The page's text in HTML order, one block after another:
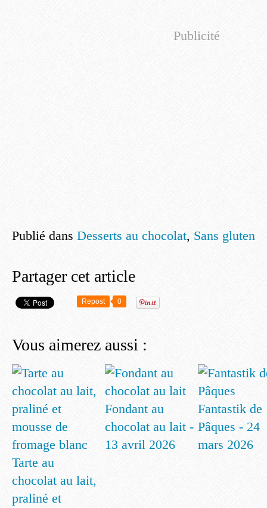
Publicité
Publié dans Desserts au chocolat, Sans gluten
Partager cet article
Repost 0
Vous aimerez aussi :
Tarte au
chocolat au lait,
praliné et
Fondant au
chocolat au lait -
13 avril 2026
Fantastik de
Pâques - 24
mars 2026